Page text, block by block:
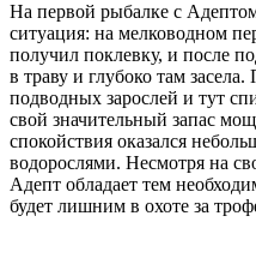
На первой рыбалке с
ситуация: на мелководном
получил поклевку, и после
в траву и глубоко там
подводных зарослей и тут
свой значительный запас
спокойствия оказался
водорослями. Несмотря на
Адепт обладает тем
будет лишним в охоте за